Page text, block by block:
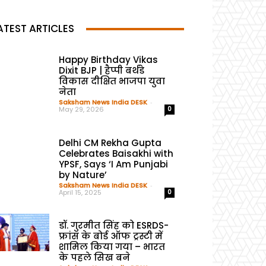
ARTICLES
Happy Birthday Vikas
Dixit BJP | हैप्पी बर्थडे
विकास दीक्षित भाजपा युवा
नेता
Saksham News India DESK -
May 29, 2026 0
Delhi CM Rekha Gupta
Celebrates Baisakhi with
YPSF, Says ‘I Am Punjabi
by Nature’
Saksham News India DESK -
April 15, 2025 0
डॉ. गुरमीत सिंह को ESRDS-
फ्रांस के बोर्ड ऑफ ट्रस्टी में
शामिल किया गया – भारत
के पहले सिख बने